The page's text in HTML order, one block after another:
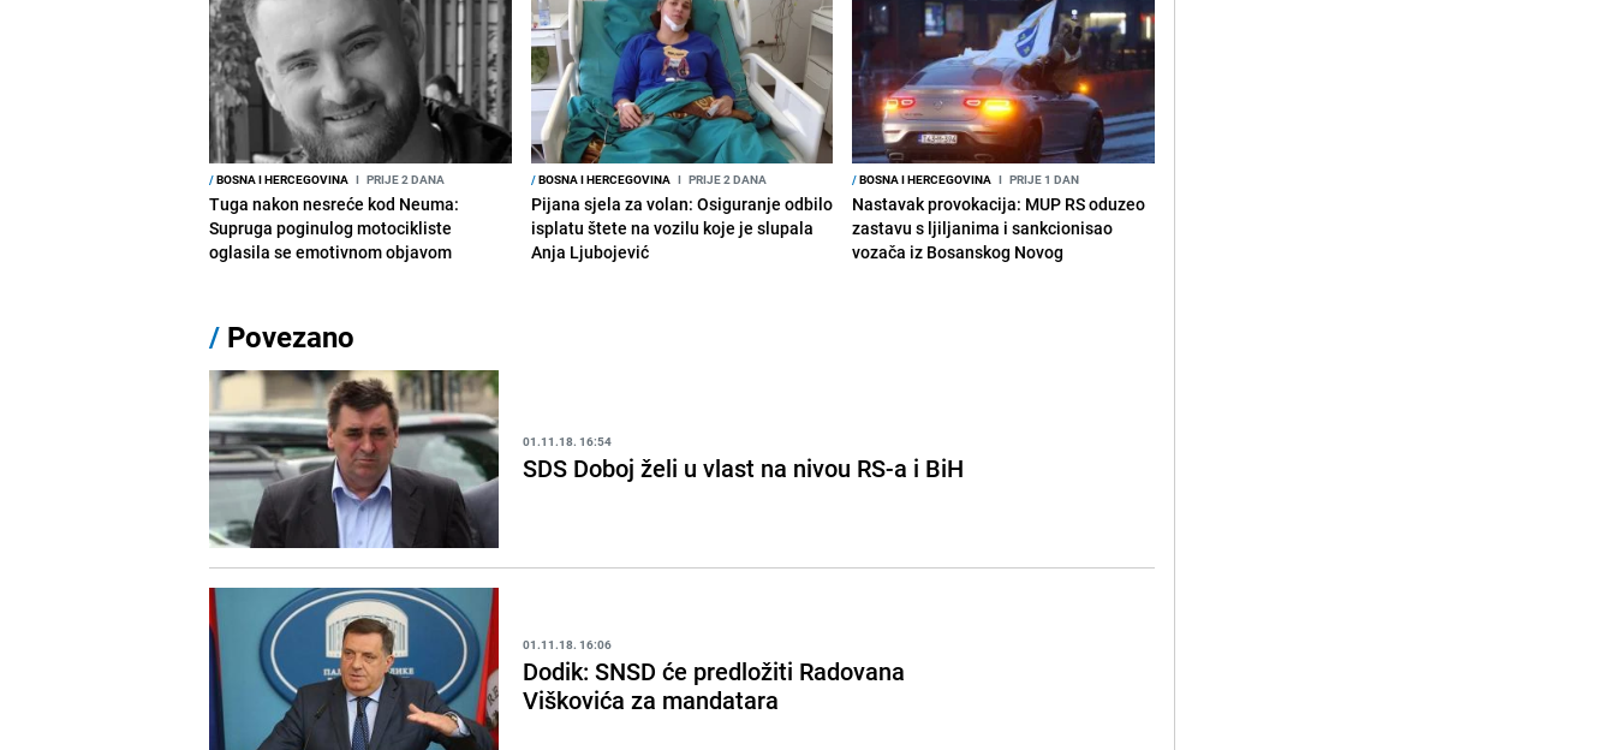
/BOSNA I HERCEGOVINA I PRIJE 2 DANA
Tuga nakon nesreće kod Neuma:
Supruga poginulog motocikliste
oglasila se emotivnom objavom
/BOSNA I HERCEGOVINA I PRIJE 2 DANA
Pijana sjela za volan: Osiguranje odbilo
isplatu štete na vozilu koje je slupala
Anja Ljubojević
/BOSNA I HERCEGOVINA I PRIJE 1 DAN
Nastavak provokacija: MUP RS oduzeo
zastavu s ljiljanima i sankcionisao
vozača iz Bosanskog Novog
/ Povezano
01.11.18. 16:54
SDS Doboj želi u vlast na nivou RS-a i BiH
01.11.18. 16:06
Dodik: SNSD će predložiti Radovana
Viškovića za mandatara